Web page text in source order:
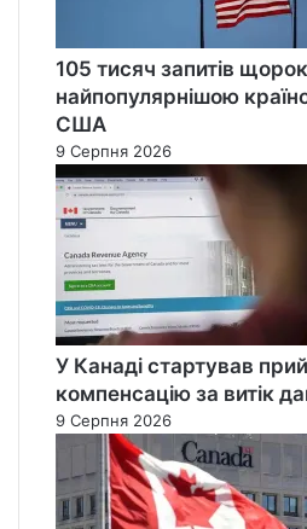
і
т
ь
м
и
105 тисяч запитів
найпопулярнішою
США
9 Серпня 2026
У Канаді стартував
компенсацію за витік
9 Серпня 2026